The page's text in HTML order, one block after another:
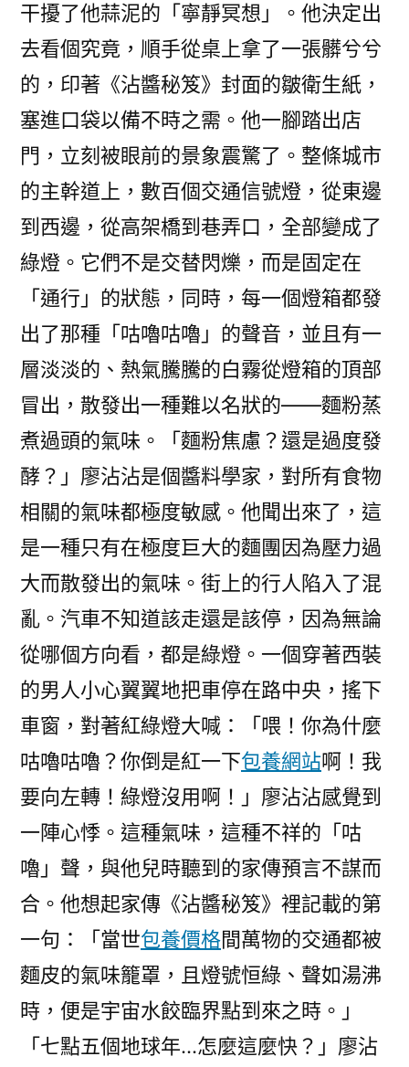
干擾了他蒜泥的「寧靜冥想」。他決定出
去看個究竟，順手從桌上拿了一張髒兮兮
的，印著《沾醬秘笈》封面的皺衛生紙，
塞進口袋以備不時之需。他一腳踏出店
門，立刻被眼前的景象震驚了。整條城市
的主幹道上，數百個交通信號燈，從東邊
到西邊，從高架橋到巷弄口，全部變成了
綠燈。它們不是交替閃爍，而是固定在
「通行」的狀態，同時，每一個燈箱都發
出了那種「咕嚕咕嚕」的聲音，並且有一
層淡淡的、熱氣騰騰的白霧從燈箱的頂部
冒出，散發出一種難以名狀的——麵粉蒸
煮過頭的氣味。「麵粉焦慮？還是過度發
酵？」廖沾沾是個醬料學家，對所有食物
相關的氣味都極度敏感。他聞出來了，這
是一種只有在極度巨大的麵團因為壓力過
大而散發出的氣味。街上的行人陷入了混
亂。汽車不知道該走還是該停，因為無論
從哪個方向看，都是綠燈。一個穿著西裝
的男人小心翼翼地把車停在路中央，搖下
車窗，對著紅綠燈大喊：「喂！你為什麼
咕嚕咕嚕？你倒是紅一下包養網站啊！我
要向左轉！綠燈沒用啊！」廖沾沾感覺到
一陣心悸。這種氣味，這種不祥的「咕
嚕」聲，與他兒時聽到的家傳預言不謀而
合。他想起家傳《沾醬秘笈》裡記載的第
一句：「當世包養價格間萬物的交通都被
麵皮的氣味籠罩，且燈號恒綠、聲如湯沸
時，便是宇宙水餃臨界點到來之時。」
「七點五個地球年…怎麼這麼快？」廖沾